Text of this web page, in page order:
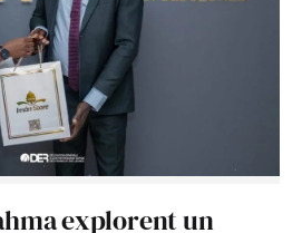
explorent un